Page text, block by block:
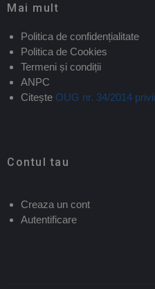
Mai mult
Politica de confidențialitate
Politica de Cookies
Termeni și condiții
ANPC
Citește OUG nr. 34/2014
Contul tau
Creaza un cont
Autentificare